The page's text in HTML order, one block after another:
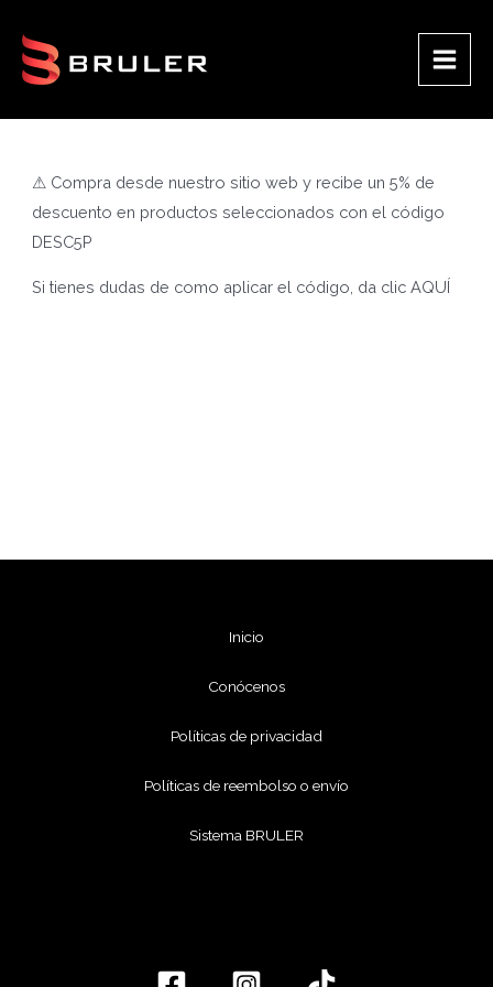
contenido
Main
⚠ Compra desde nuestro sitio web y recibe un 5% de
descuento en productos seleccionados con el código
DESC5P
Si tienes dudas de como aplicar el código, da clicAQUÍ
Inicio
Conócenos
Políticas de privacidad
Políticas de reembolso o envío
Sistema BRULER